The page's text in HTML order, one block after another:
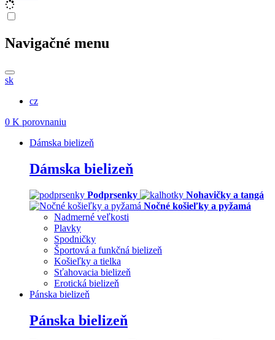
Navigačné menu
sk
cz
0 K porovnaniu
Dámska bielizeň
Dámska bielizeň
Podprsenky
Nohavičky a tangá
Nočné košieľky a pyžamá
Nadmerné veľkosti
Plavky
Spodničky
Športová a funkčná bielizeň
Košieľky a tielka
Sťahovacia bielizeň
Erotická bielizeň
Pánska bielizeň
Pánska bielizeň